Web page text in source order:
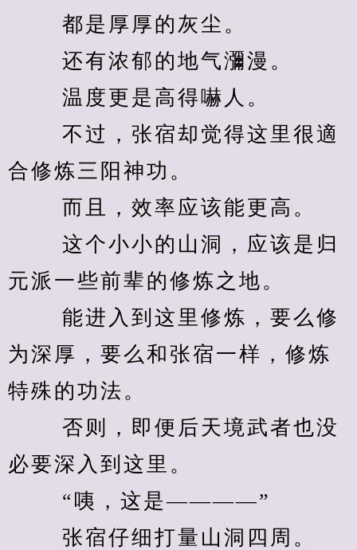
都是厚厚的灰尘。
还有浓郁的地气瀰漫。
温度更是高得嚇人。
不过，张宿却觉得这里很適
合修炼三阳神功。
而且，效率应该能更高。
这个小小的山洞，应该是归
元派一些前辈的修炼之地。
能进入到这里修炼，要么修
为深厚，要么和张宿一样，修炼
特殊的功法。
否则，即便后天境武者也没
必要深入到这里。
“咦，这是————”
张宿仔细打量山洞四周。